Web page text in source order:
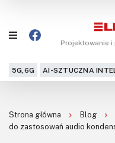
Projektowanie
5G,6G AI-SZTUCZNA
Projekty
Strona główna Blog
do zastosowań audio